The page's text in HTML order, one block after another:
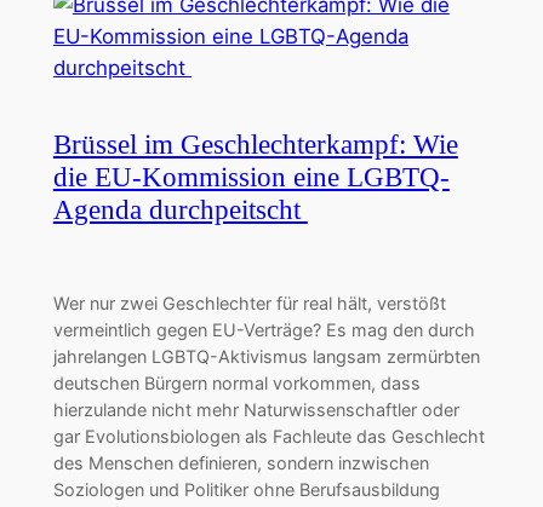
Brüssel im Geschlechterkampf: Wie
die EU-Kommission eine LGBTQ-
Agenda durchpeitscht
Wer nur zwei Geschlechter für real hält, verstößt
vermeintlich gegen EU-Verträge? Es mag den durch
jahrelangen LGBTQ-Aktivismus langsam zermürbten
deutschen Bürgern normal vorkommen, dass
hierzulande nicht mehr Naturwissenschaftler oder
gar Evolutionsbiologen als Fachleute das Geschlecht
des Menschen definieren, sondern inzwischen
Soziologen und Politiker ohne Berufsausbildung